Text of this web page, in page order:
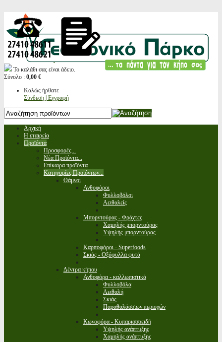
Το καλάθι σας είναι άδειο.
Σύνολο : 0,00 €
Καλώς ήρθατε
Σύνδεση | Εγγραφή
Αρχική
Η εταιρεία
Προϊόντα
Προσφορές...
Νέα Προϊόντα...
Επίκαιρα προϊόντα
Κατηγορίες Προϊόντων...
Θάμνοι
Ανθοφόροι
Φυλλοβόλοι
Αειθαλείς
Μπορντούρας - Φράχτες
Χαμηλής μπορντούρας
Υψηλής μπορντούρας
Καρποφόροι - Superfoods
Σκιάς - Οξύφυλλα φυτά
Δέντρα κήπου
Ανθοφόρα - καλλωπιστικά
Φυλλοβόλα
Αειθαλή
Σκιάς
Παραθαλάσσιων περιοχών
Κωνοφόρα - Κυπαρισσοειδή
Υψηλής ανάπτυξης
Χαμηλής ανάπτυξης